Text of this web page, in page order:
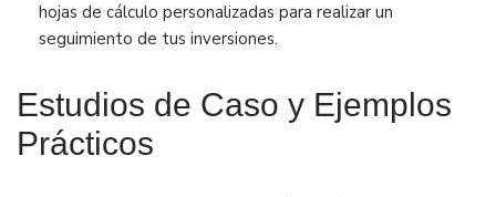
hojas de cálculo personalizadas para realizar un
seguimiento de tus inversiones.
Estudios de Caso y Ejemplos
Prácticos